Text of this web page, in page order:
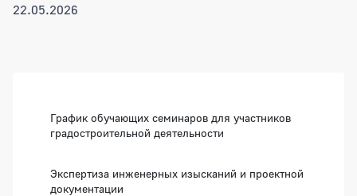
22.05.2026
График обучающих семинаров для участников
градостроительной деятельности
Экспертиза инженерных изысканий и проектной
документации